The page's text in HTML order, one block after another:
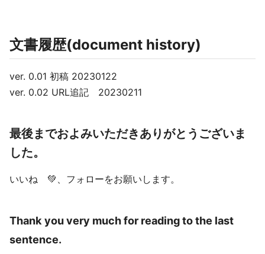
文書履歴(document history)
ver. 0.01 初稿 20230122
ver. 0.02 URL追記 20230211
最後までおよみいただきありがとうございま
した。
いいね 💚、フォローをお願いします。
Thank you very much for reading to the last
sentence.